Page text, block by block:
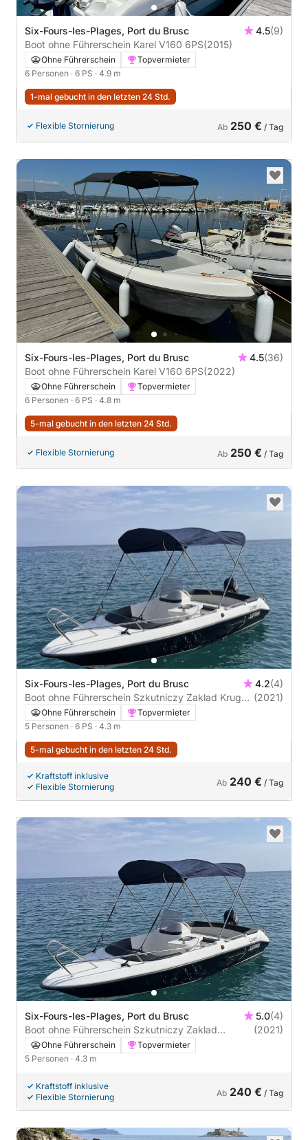
Six-Fours-les-Plages, Port du Brusc 4.5(9)
Boot ohne Führerschein Karel V160 6PS(2015)
Ohne Führerschein
Topvermieter
6 Personen · 6 PS · 4.9 m
1-mal gebucht in den letzten 24 Std.
Flexible Stornierung Ab 250 € / Tag
Six-Fours-les-Plages, Port du Brusc 4.5(36)
Boot ohne Führerschein Karel V160 6PS(2022)
Ohne Führerschein
Topvermieter
6 Personen · 6 PS · 4.8 m
5-mal gebucht in den letzten 24 Std.
Flexible Stornierung Ab 250 € / Tag
Six-Fours-les-Plages, Port du Brusc 4.2(4)
Boot ohne Führerschein Szkutniczy Zaklad Kruger
Laser 6PS
(2021)
Ohne Führerschein
Topvermieter
5 Personen · 6 PS · 4.3 m
5-mal gebucht in den letzten 24 Std.
Kraftstoff inklusive
Flexible Stornierung
Ab 240 € / Tag
Six-Fours-les-Plages, Port du Brusc 5.0(4)
Boot ohne Führerschein Szkutniczy Zaklad
Szkutniczy Zaklad
(2021)
Ohne Führerschein
Topvermieter
5 Personen · 4.3 m
Kraftstoff inklusive
Flexible Stornierung
Ab 240 € / Tag